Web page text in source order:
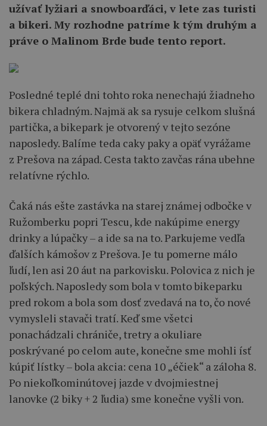
užívať lyžiari a snowboarďáci, v lete zas turisti
a bikeri. My rozhodne patríme k tým druhým a
práve o Malinom Brde bude tento report.
Posledné teplé dni tohto roka nenechajú žiadneho
bikera chladným. Najmä ak sa rysuje celkom slušná
partička, a bikepark je otvorený v tejto sezóne
naposledy. Balíme teda caky paky a opäť vyrážame
z Prešova na západ. Cesta takto zavčas rána ubehne
relatívne rýchlo.
Čaká nás ešte zastávka na starej známej odbočke v
Ružomberku popri Tescu, kde nakúpime energy
drinky a lúpačky – a ide sa na to. Parkujeme vedľa
ďalších kámošov z Prešova. Je tu pomerne málo
ľudí, len asi 20 áut na parkovisku. Polovica z nich je
poľských. Naposledy som bola v tomto bikeparku
pred rokom a bola som dosť zvedavá na to, čo nové
vymysleli stavači tratí. Keď sme všetci
ponachádzali chrániče, tretry a okuliare
poskrývané po celom aute, konečne sme mohli ísť
kúpiť lístky – bola akcia: cena 10 „éčiek“ a záloha 8.
Po niekoľkominútovej jazde v dvojmiestnej
lanovke (2 biky + 2 ľudia) sme konečne vyšli von.